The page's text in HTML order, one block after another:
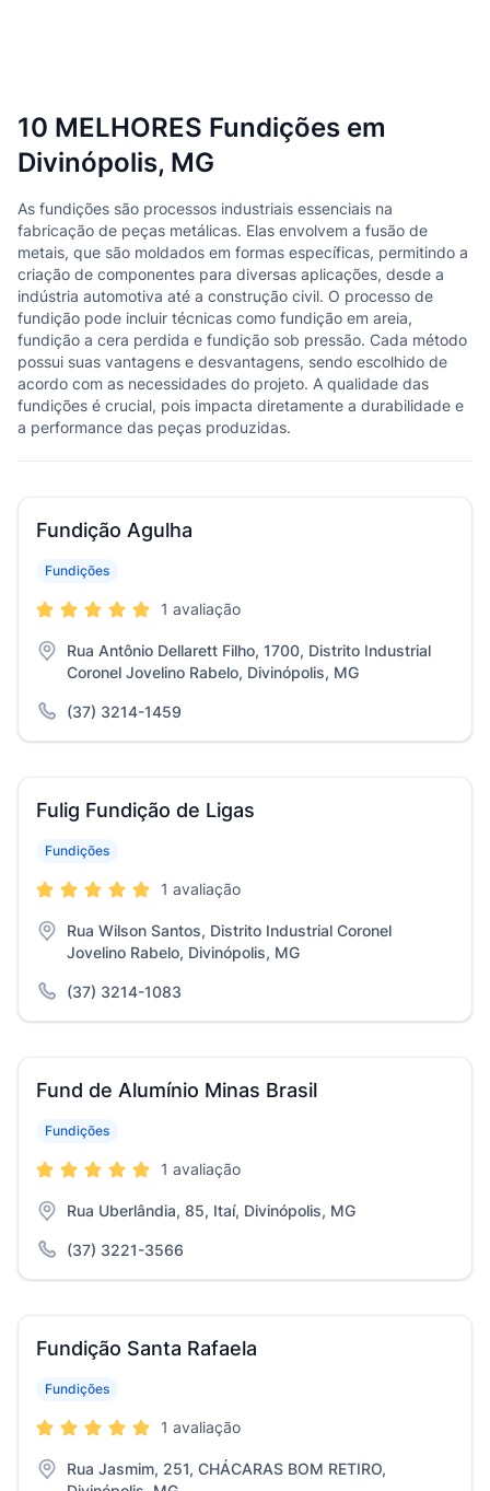
10 MELHORES Fundições em
Divinópolis, MG
As fundições são processos industriais essenciais na
fabricação de peças metálicas. Elas envolvem a fusão de
metais, que são moldados em formas específicas, permitindo a
criação de componentes para diversas aplicações, desde a
indústria automotiva até a construção civil. O processo de
fundição pode incluir técnicas como fundição em areia,
fundição a cera perdida e fundição sob pressão. Cada método
possui suas vantagens e desvantagens, sendo escolhido de
acordo com as necessidades do projeto. A qualidade das
fundições é crucial, pois impacta diretamente a durabilidade e
a performance das peças produzidas.
Fundição Agulha
Fundições
1 avaliação
Rua Antônio Dellarett Filho, 1700, Distrito Industrial
Coronel Jovelino Rabelo, Divinópolis, MG
(37) 3214-1459
Fulig Fundição de Ligas
Fundições
1 avaliação
Rua Wilson Santos, Distrito Industrial Coronel
Jovelino Rabelo, Divinópolis, MG
(37) 3214-1083
Fund de Alumínio Minas Brasil
Fundições
1 avaliação
Rua Uberlândia, 85, Itaí, Divinópolis, MG
(37) 3221-3566
Fundição Santa Rafaela
Fundições
1 avaliação
Rua Jasmim, 251, CHÁCARAS BOM RETIRO,